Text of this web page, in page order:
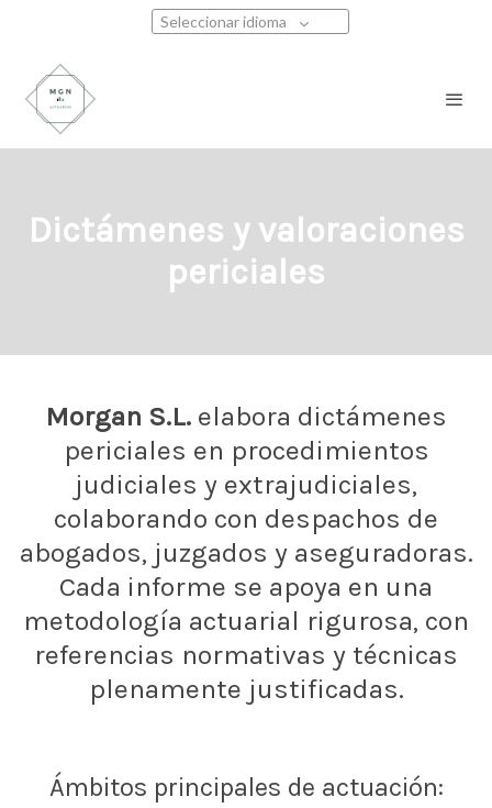
Seleccionar idioma
Dictámenes y valoraciones
periciales
Morgan S.L. elabora dictámenes
periciales en procedimientos
judiciales y extrajudiciales,
colaborando con despachos de
abogados, juzgados y aseguradoras.
Cada informe se apoya en una
metodología actuarial rigurosa, con
referencias normativas y técnicas
plenamente justificadas.
Ámbitos principales de actuación: